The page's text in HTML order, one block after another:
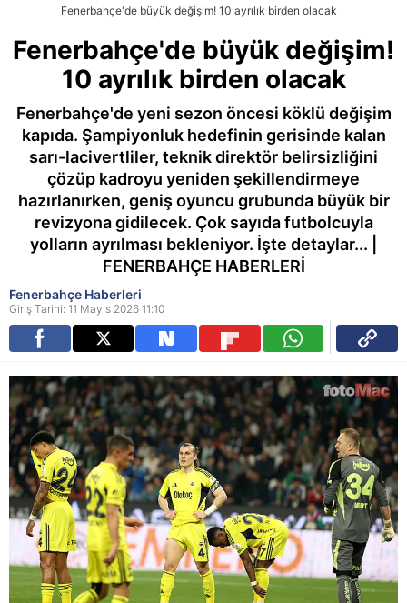
Fenerbahçe'de büyük değişim! 10 ayrılık birden olacak
Fenerbahçe'de büyük değişim!
10 ayrılık birden olacak
Fenerbahçe'de yeni sezon öncesi köklü değişim
kapıda. Şampiyonluk hedefinin gerisinde kalan
sarı-lacivertliler, teknik direktör belirsizliğini
çözüp kadroyu yeniden şekillendirmeye
hazırlanırken, geniş oyuncu grubunda büyük bir
revizyona gidilecek. Çok sayıda futbolcuyla
yolların ayrılması bekleniyor. İşte detaylar... |
FENERBAHÇE HABERLERİ
Fenerbahçe Haberleri
Giriş Tarihi: 11 Mayıs 2026 11:10